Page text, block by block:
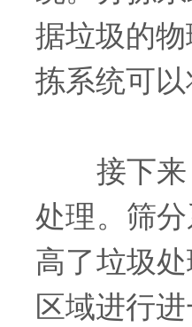
据垃圾的
拣系统可
接下来，
处理。筛
高了垃圾
区域进行